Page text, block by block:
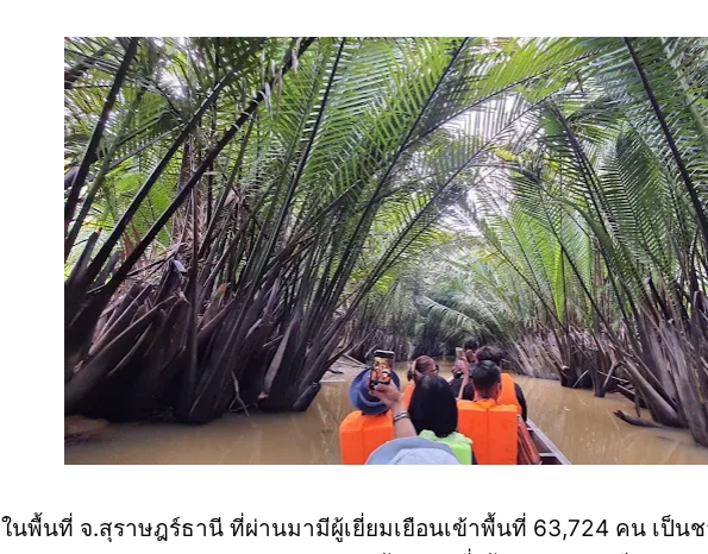
ในพื้นที่ จ.สุราษฎร์ธานี ที่ผ่านมามีผู้เยี่ยมเยือนเข้าพื้นที่ 63,724 คน เป็น